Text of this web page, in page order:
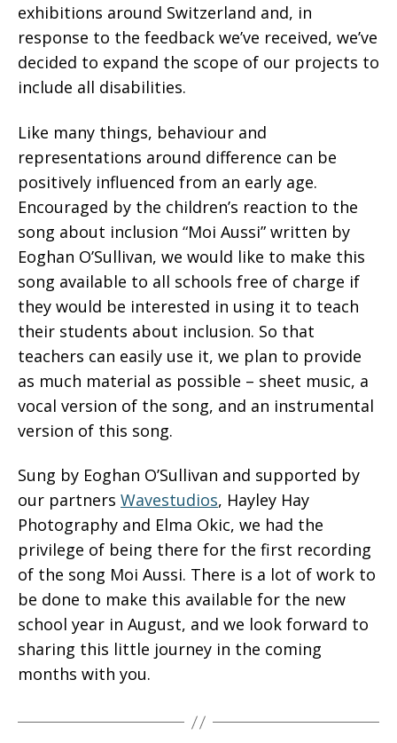
exhibitions around Switzerland and, in
response to the feedback we’ve received, we’ve
decided to expand the scope of our projects to
include all disabilities.
Like many things, behaviour and
representations around difference can be
positively influenced from an early age.
Encouraged by the children’s reaction to the
song about inclusion “Moi Aussi” written by
Eoghan O’Sullivan, we would like to make this
song available to all schools free of charge if
they would be interested in using it to teach
their students about inclusion. So that
teachers can easily use it, we plan to provide
as much material as possible – sheet music, a
vocal version of the song, and an instrumental
version of this song.
Sung by Eoghan O’Sullivan and supported by
our partners Wavestudios, Hayley Hay
Photography and Elma Okic, we had the
privilege of being there for the first recording
of the song Moi Aussi. There is a lot of work to
be done to make this available for the new
school year in August, and we look forward to
sharing this little journey in the coming
months with you.